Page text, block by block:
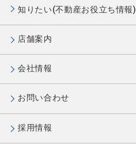
知りたい(不動産お役立ち情報)
店舗案内
会社情報
お問い合わせ
採用情報